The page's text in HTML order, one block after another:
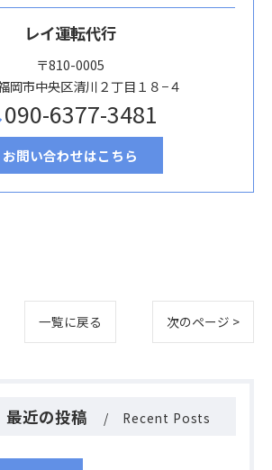
レイ運転代行
〒810-0005
岡市中央区清川２丁目１８−４
090-6377-3481
お問い合わせはこちら
一覧に戻る 次のページ >
最近の投稿 Recent Posts